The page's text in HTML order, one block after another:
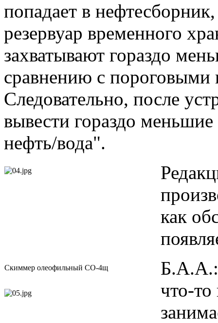
попадает в нефтесборник,
резервуар временного
захватывают гораздо
сравнению с
Следовательно, после
вывести гораздо
нефть/вода".
Скиммер олеофильный СО-4щ
как
что-